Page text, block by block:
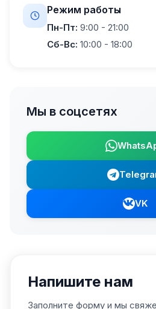
Режим работы
Пн-Пт: 9:00 - 21:00
Сб-Вс: 10:00 - 18:00
Мы в соцсетях
VK
Напишите нам
Заполните форму и мы